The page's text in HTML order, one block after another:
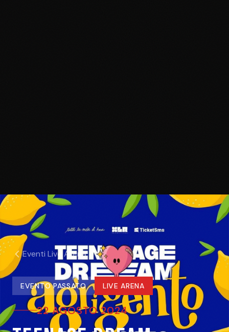
Eventi Live Arena
EVENTO PASSATO LIVE ARENA
22 AGOSTO 2024